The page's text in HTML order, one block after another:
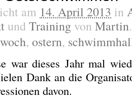
am 14. April 2013 in
und Training von Martin
, ostern,
war dieses Jahr mal
Dank an die
davon.